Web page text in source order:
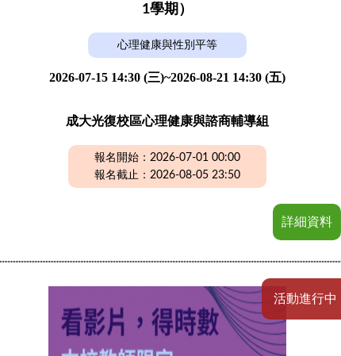
1學期）
心理健康與性別平等
2026-07-15 14:30 (三)~2026-08-21 14:30 (五)
成大光復校區心理健康與諮商輔導組
報名開始：2026-07-01 00:00
報名截止：2026-08-05 23:50
詳細資料
活動進行中